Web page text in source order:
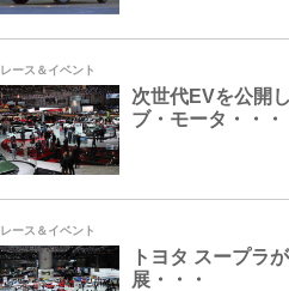
レース＆イベント
次世代EVを公開
ブ・モータ・・・
レース＆イベント
トヨタ スープラ
展・・・